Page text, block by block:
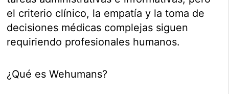
el criterio clínico, la empatía y la toma de
decisiones médicas complejas siguen
requiriendo profesionales humanos.
¿Qué es Wehumans?